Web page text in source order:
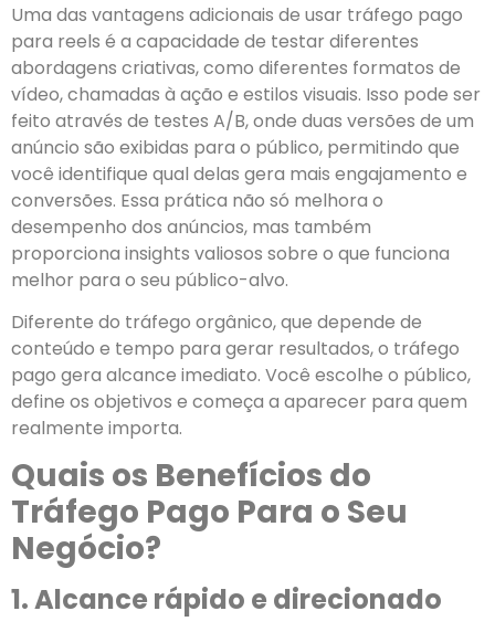
Uma das vantagens adicionais de usar tráfego pago
para reels é a capacidade de testar diferentes
abordagens criativas, como diferentes formatos de
vídeo, chamadas à ação e estilos visuais. Isso pode ser
feito através de testes A/B, onde duas versões de um
anúncio são exibidas para o público, permitindo que
você identifique qual delas gera mais engajamento e
conversões. Essa prática não só melhora o
desempenho dos anúncios, mas também
proporciona insights valiosos sobre o que funciona
melhor para o seu público-alvo.
Diferente do tráfego orgânico, que depende de
conteúdo e tempo para gerar resultados, o tráfego
pago gera alcance imediato. Você escolhe o público,
define os objetivos e começa a aparecer para quem
realmente importa.
Quais os Benefícios do
Tráfego Pago Para o Seu
Negócio?
1. Alcance rápido e direcionado